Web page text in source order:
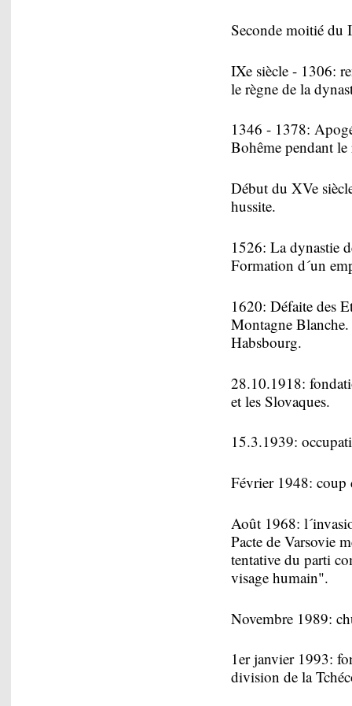
Seconde moitié du
IXe siècle - 1306:
le règne de la
1346 - 1378:
Bohême pendant
Début du XVe
hussite.
1526: La dynastie
Formation d´un
1620: Défaite des
Montagne Blanche.
Habsbourg.
28.10.1918:
et les Slovaques.
15.3.1939:
Février 1948: coup
Août 1968:
Pacte de Varsovie
tentative du parti
visage humain".
Novembre 1989:
1er janvier 1993:
division de la